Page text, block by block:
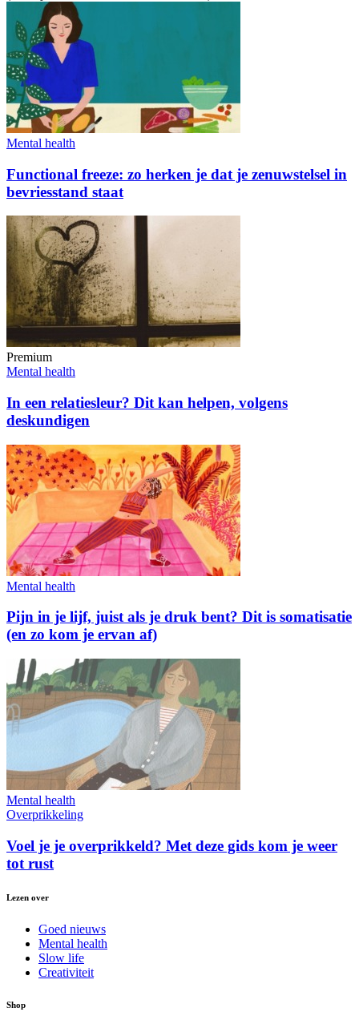
Mental health
Functional freeze: zo herken je dat je zenuwstelsel in
bevriesstand staat
Premium
Mental health
In een relatiesleur? Dit kan helpen, volgens
deskundigen
Mental health
Pijn in je lijf, juist als je druk bent? Dit is somatisatie
(en zo kom je ervan af)
Mental health
Overprikkeling
Voel je je overprikkeld? Met deze gids kom je weer
tot rust
Lezen over
Goed nieuws
Mental health
Slow life
Creativiteit
Shop